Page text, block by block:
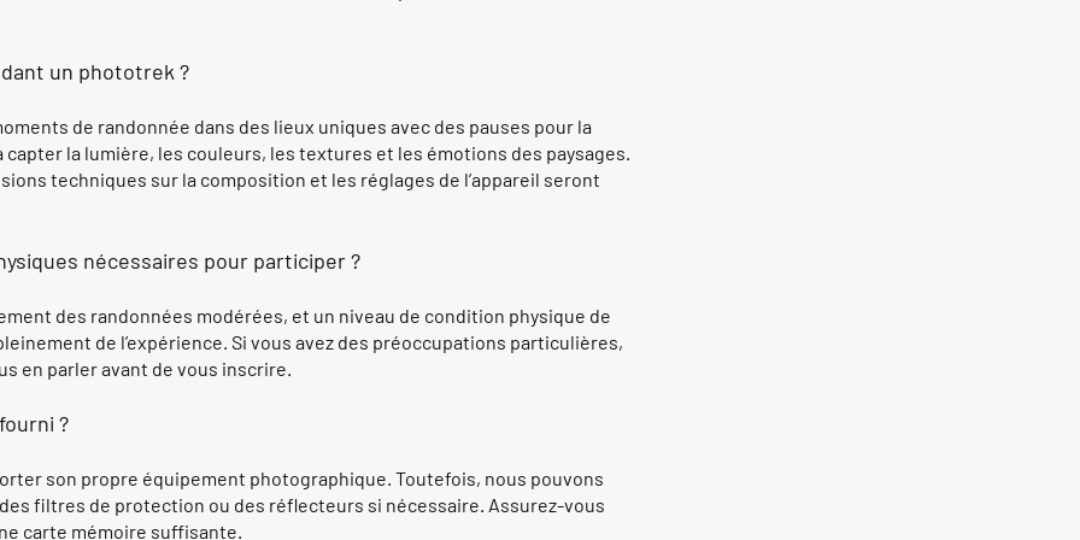
un phototrek ?
de randonnée dans des lieux uniques avec des pauses pour la
la lumière, les couleurs, les textures et les émotions des paysages.
techniques sur la composition et les réglages de l’appareil seront
nécessaires pour participer ?
des randonnées modérées, et un niveau de condition physique de
de l’expérience. Si vous avez des préoccupations particulières,
en parler avant de vous inscrire.
?
son propre équipement photographique. Toutefois, nous pouvons
filtres de protection ou des réflecteurs si nécessaire. Assurez-vous
carte mémoire suffisante.